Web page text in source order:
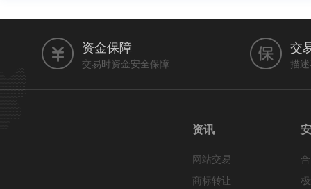
资金保障
交易时资金安全保障
交
描
资讯
网站交易
商标转让